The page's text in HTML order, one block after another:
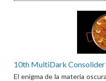
10th MultiDark
El enigma de la materia